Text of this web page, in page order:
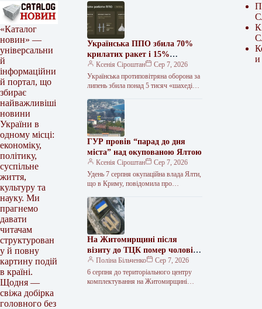
«Каталог
новин» —
універсальни
й
інформаційни
й портал, що
збирає
найважливіші
новини
України в
одному місці:
економіку,
політику,
суспільне
життя,
культуру та
науку. Ми
прагнемо
давати
читачам
структурован
у й повну
картину подій
в країні.
Щодня —
свіжа добірка
головного без
Українська ППО збила 70%
крилатих ракет і 15%
балістичних у липні
Ксенія Сіроштан
Сер 7, 2026
Українська протиповітряна оборона за
липень збила понад 5 тисяч «шахедів»
балістичні. Про…
ГУР провів “парад до дня
міста” над окупованою Ялтою
Ксенія Сіроштан
Сер 7, 2026
Удень 7 серпня окупаційна влада Ялти,
що в Криму, повідомила про
мережі з’явилося зображення…
На Житомирщині після
візиту до ТЦК помер чоловік:
попередній діагноз — зупинка
серця
Поліна Більченко
Сер 7, 2026
6 серпня до територіального центру
комплектування на Житомирщині
и